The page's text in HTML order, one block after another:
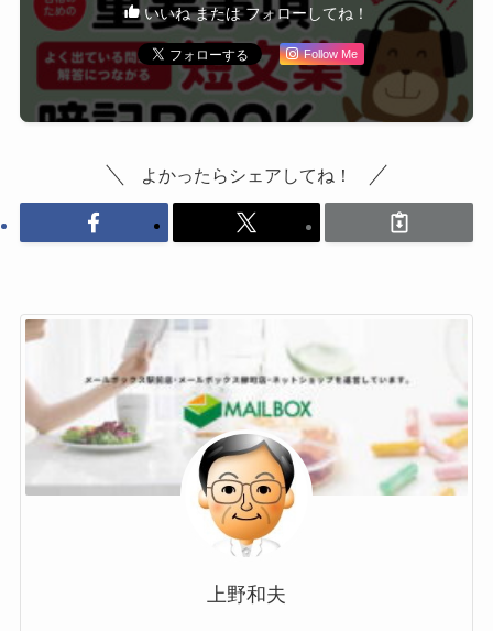
いいね または フォローしてね！
Follow Me
よかったらシェアしてね！
上野和夫